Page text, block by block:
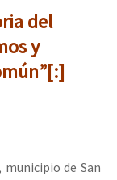
del
y
municipio de San